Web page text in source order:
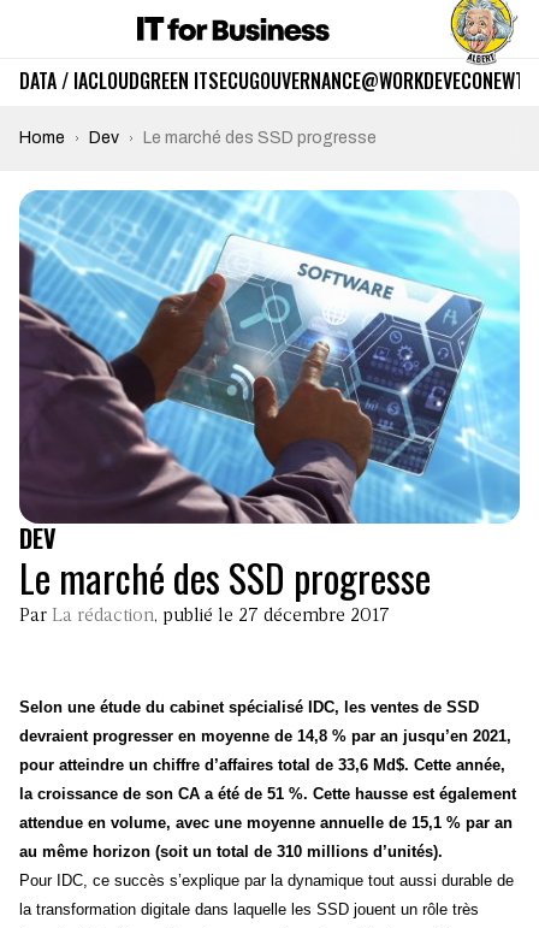
DATA / IACLOUDGREEN ITSECUGOUVERNANCE@WORKDEVECO
Home Dev Le marché des SSD progresse
DEV
Le marché des SSD progresse
Par La rédaction, publié le 27 décembre 2017
Selon une étude du cabinet spécialisé IDC, les ventes de SSD
devraient progresser en moyenne de 14,8 % par an jusqu’en 2021,
pour atteindre un chiffre d’affaires total de 33,6 Md$. Cette année,
la croissance de son CA a été de 51 %. Cette hausse est également
attendue en volume, avec une moyenne annuelle de 15,1 % par an
au même horizon (soit un total de 310 millions d’unités).
Pour IDC, ce succès s’explique par la dynamique tout aussi durable de
la transformation digitale dans laquelle les SSD jouent un rôle très